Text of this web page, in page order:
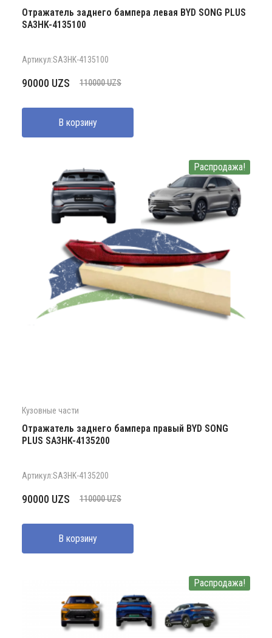
Отражатель заднего бампера левая BYD SONG PLUS
SA3HK-4135100
Артикул:SA3HK-4135100
110000UZS
Первоначальная
составляла
110000 UZS.
90000 UZS
Текущая
90000 UZS.
В корзину
Распродажа!
Кузовные части
Отражатель заднего бампера правый BYD SONG
PLUS SA3HK-4135200
Артикул:SA3HK-4135200
110000UZS
Первоначальная
составляла
110000 UZS.
90000 UZS
Текущая
90000 UZS.
В корзину
Распродажа!